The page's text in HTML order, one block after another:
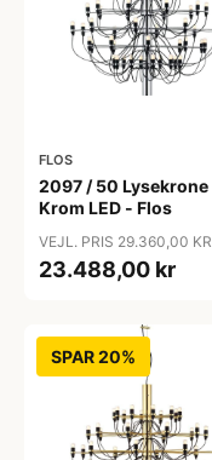
FLOS
2097 / 50 Lysekrone
Krom LED - Flos
VEJL. PRIS 29.360,00 KR
23.488,00 kr
SPAR 20%